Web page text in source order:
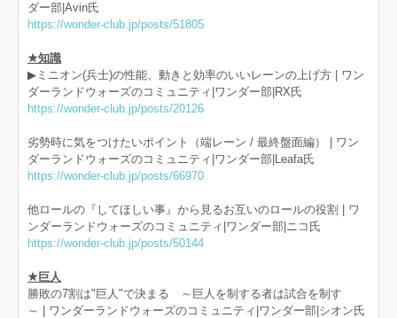
ダー部|Avin氏
https://wonder-club.jp/posts/51805
★知識
▶ミニオン(兵士)の性能、動きと効率のいいレーンの上げ方 | ワン
ダーランドウォーズのコミュニティ|ワンダー部|RX氏
https://wonder-club.jp/posts/20126
劣勢時に気をつけたいポイント（端レーン / 最終盤面編） | ワン
ダーランドウォーズのコミュニティ|ワンダー部|Leafa氏
https://wonder-club.jp/posts/66970
他ロールの『してほしい事』から見るお互いのロールの役割 | ワ
ンダーランドウォーズのコミュニティ|ワンダー部|ニコ氏
https://wonder-club.jp/posts/50144
★巨人
勝敗の7割は"巨人"で決まる ～巨人を制する者は試合を制す
～ | ワンダーランドウォーズのコミュニティ|ワンダー部|シオン氏